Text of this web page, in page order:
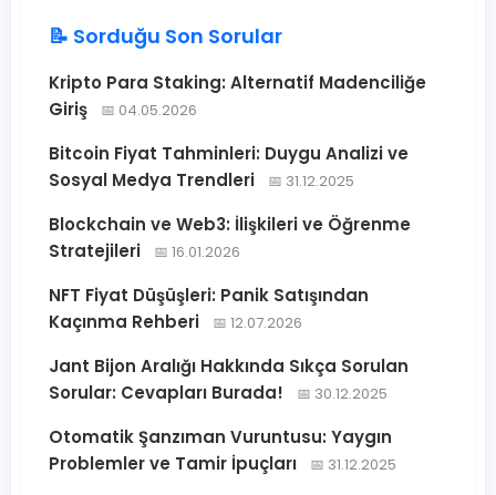
📝 Sorduğu Son Sorular
Kripto Para Staking: Alternatif Madenciliğe
Giriş
📅 04.05.2026
Bitcoin Fiyat Tahminleri: Duygu Analizi ve
Sosyal Medya Trendleri
📅 31.12.2025
Blockchain ve Web3: İlişkileri ve Öğrenme
Stratejileri
📅 16.01.2026
NFT Fiyat Düşüşleri: Panik Satışından
Kaçınma Rehberi
📅 12.07.2026
Jant Bijon Aralığı Hakkında Sıkça Sorulan
Sorular: Cevapları Burada!
📅 30.12.2025
Otomatik Şanzıman Vuruntusu: Yaygın
Problemler ve Tamir İpuçları
📅 31.12.2025